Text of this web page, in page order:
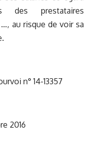
des prestataires
au risque de voir sa
n° 14-13357
2016